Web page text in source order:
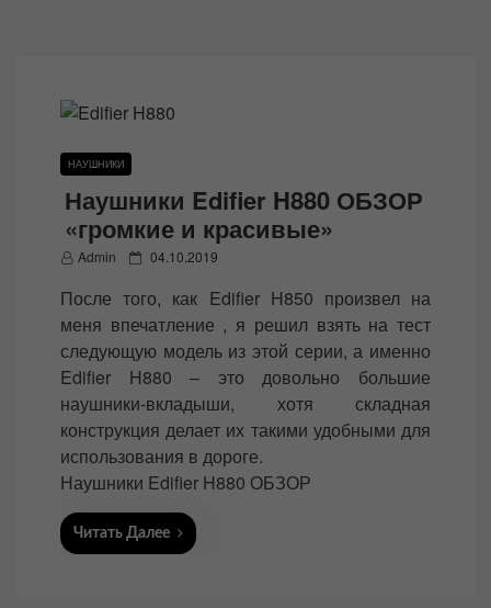
НАУШНИКИ
Наушники Edifier H880 ОБЗОР
«громкие и красивые»
Admin
P
s
t
e
d
o
n
04.10.2019
После того, как Edifier H850 произвел на
меня впечатление , я решил взять на тест
следующую модель из этой серии, а именно
Edifier H880 – это довольно большие
наушники-вкладыши, хотя складная
конструкция делает их такими удобными для
использования в дороге.
Наушники Edifier H880 ОБЗОР
Читать Далее